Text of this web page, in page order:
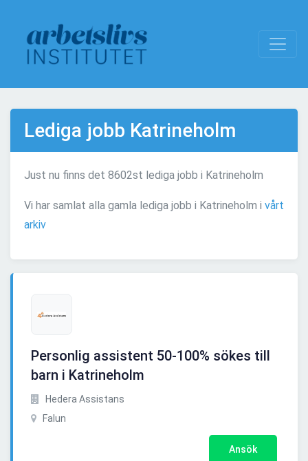
Lediga jobb Katrineholm
Just nu finns det 8602st lediga jobb i Katrineholm
Vi har samlat alla gamla lediga jobb i Katrineholm i vårt
arkiv
Personlig assistent 50-100% sökes till
barn i Katrineholm
Hedera Assistans
Falun
Ansök